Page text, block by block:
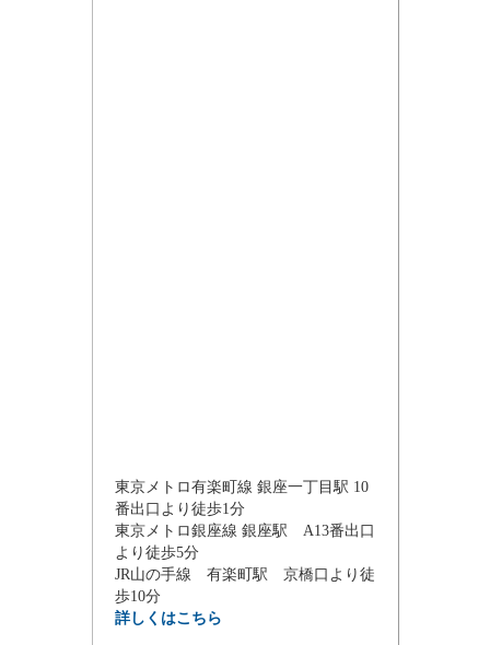
東京メトロ有楽町線 銀座一丁目駅 10
番出口より徒歩1分
東京メトロ銀座線 銀座駅 A13番出口
より徒歩5分
JR山の手線 有楽町駅 京橋口より徒
歩10分
詳しくはこちら